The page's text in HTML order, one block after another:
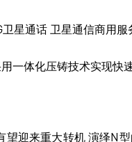
星通话 卫星通信商用服
一体化压铸技术实现快
望迎来重大转机 演绎N